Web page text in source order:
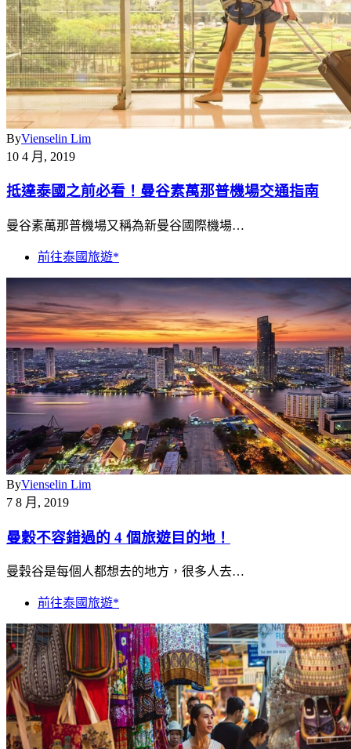
ByVienselin Lim
10 4 月, 2019
抵達泰國之前必看！曼谷素萬那普機場交通指南
曼谷素萬那普機場又稱為新曼谷國際機場…
前往泰國旅遊*
ByVienselin Lim
7 8 月, 2019
曼穀不容錯過的 4 個旅遊目的地！
曼穀谷是每個人都想去的地方，很多人去…
前往泰國旅遊*